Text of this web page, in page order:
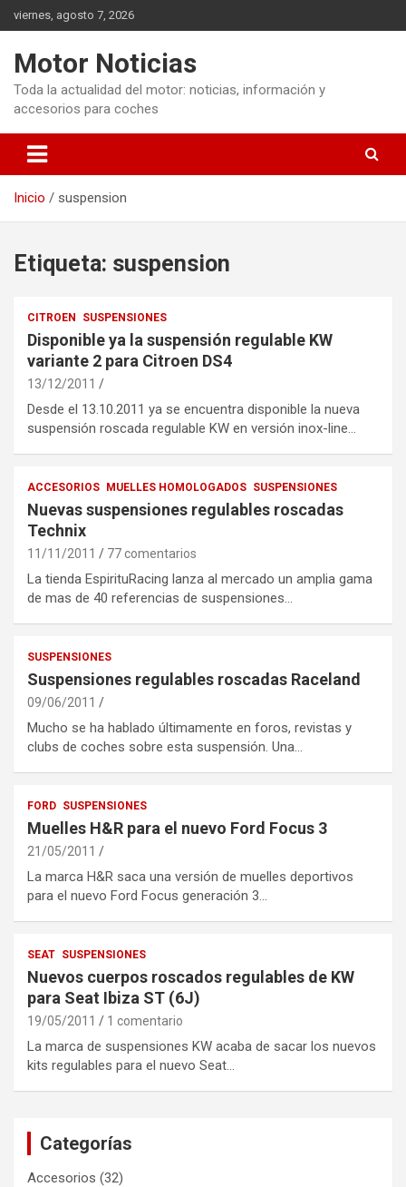
Saltar
al
viernes, agosto 7, 2026
Motor Noticias
Toda la actualidad del motor: noticias, información y
accesorios para coches
Inicio suspension
Etiqueta: suspension
CITROEN SUSPENSIONES
Disponible ya la suspensión regulable KW
variante 2 para Citroen DS4
13/12/2011
Desde el 13.10.2011 ya se encuentra disponible la nueva
suspensión roscada regulable KW en versión inox-line…
ACCESORIOS MUELLES HOMOLOGADOS SUSPENSIONES
Nuevas suspensiones regulables roscadas
Technix
11/11/2011 77 comentarios
La tienda EspirituRacing lanza al mercado un amplia gama
de mas de 40 referencias de suspensiones…
SUSPENSIONES
Suspensiones regulables roscadas Raceland
09/06/2011
Mucho se ha hablado últimamente en foros, revistas y
clubs de coches sobre esta suspensión. Una…
FORD SUSPENSIONES
Muelles H&R para el nuevo Ford Focus 3
21/05/2011
La marca H&R saca una versión de muelles deportivos
para el nuevo Ford Focus generación 3…
SEAT SUSPENSIONES
Nuevos cuerpos roscados regulables de KW
para Seat Ibiza ST (6J)
19/05/2011 1 comentario
La marca de suspensiones KW acaba de sacar los nuevos
kits regulables para el nuevo Seat…
Categorías
Accesorios (32)